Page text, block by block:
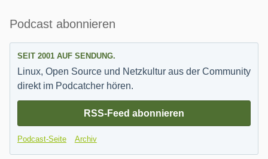
Seitenleiste
Podcast abonnieren
SEIT 2001 AUF SENDUNG.
Linux, Open Source und Netzkultur aus der Community
direkt im Podcatcher hören.
RSS-Feed abonnieren
Podcast-Seite Archiv